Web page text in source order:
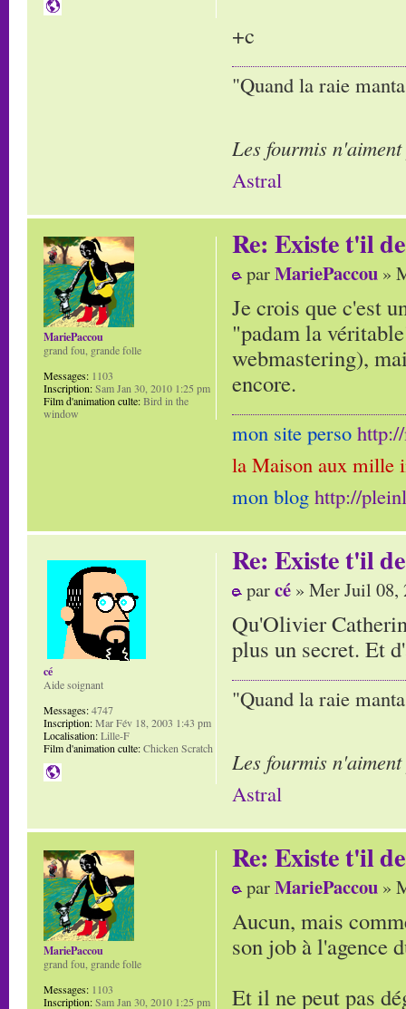
+c
"Quand la raie
Les fourmis
Astral
Re: Existe t'il
parMariePaccou »
Je crois que c'est
"padam la
webmastering),
encore.
mon site perso
la Maison aux mille
mon blog http://
MariePaccou
grand fou, grande folle
Messages: 1103
Inscription:Sam Jan 30, 2010 1:25 pm
Film d'animation culte:Bird in the
window
Re: Existe t'il
parcé » Mer Juil 08,
Qu'Olivier
plus un secret. Et
"Quand la raie
Les fourmis
Astral
cé
Aide soignant
Messages:4747
Inscription:Mar Fév 18, 2003 1:43 pm
Localisation:Lille-F
Film d'animation culte:Chicken Scratch
Re: Existe t'il
parMariePaccou »
Aucun, mais
son job à l'agence
Et il ne peut pas
MariePaccou
grand fou, grande folle
Messages: 1103
Inscription:Sam Jan 30, 2010 1:25 pm